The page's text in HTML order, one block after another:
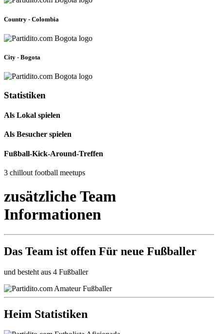
Country - Colombia
City - Bogota
Statistiken
Als Lokal spielen
Als Besucher spielen
Fußball-Kick-Around-Treffen
3 chillout football meetups
zusätzliche Team
Informationen
Das Team ist offen Für neue Fußballer
und besteht aus 4 Fußballer
Heim Statistiken